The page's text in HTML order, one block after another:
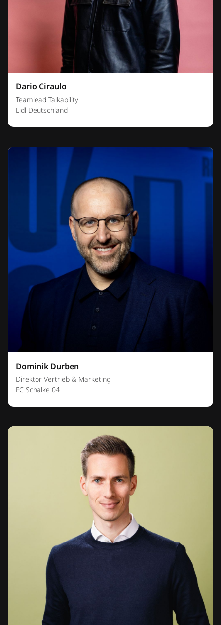
Dario Ciraulo
Teamlead Talkability
Lidl Deutschland
Dominik Durben
Direktor Vertrieb & Marketing
FC Schalke 04